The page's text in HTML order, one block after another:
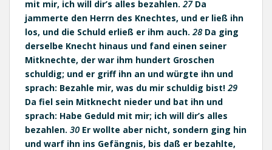
mit mir, ich will dir’s alles bezahlen. 27Da
jammerte den Herrn des Knechtes, und er ließ ihn
los, und die Schuld erließ er ihm auch. 28 Da ging
derselbe Knecht hinaus und fand einen seiner
Mitknechte, der war ihm hundert Groschen
schuldig; und er griff ihn an und würgte ihn und
sprach: Bezahle mir, was du mir schuldig bist! 29
Da fiel sein Mitknecht nieder und bat ihn und
sprach: Habe Geduld mit mir; ich will dir’s alles
bezahlen. 30 Er wollte aber nicht, sondern ging hin
und warf ihn ins Gefängnis, bis daß er bezahlte,